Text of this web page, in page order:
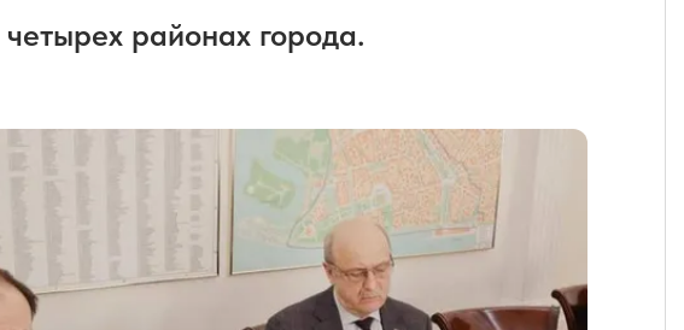
районах города.